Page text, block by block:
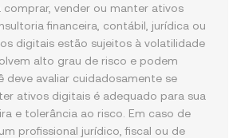
comprar, vender ou manter ativos
financeira, contábil, jurídica ou
digitais estão sujeitos à volatilidade
alto grau de risco e podem
deve avaliar cuidadosamente se
ativos digitais é adequado para sua
e tolerância ao risco. Em caso de
profissional jurídico, fiscal ou de